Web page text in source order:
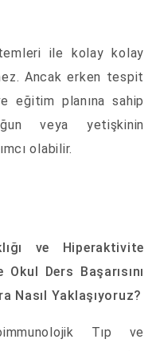
ile kolay kolay
Ancak erken tespit
eğitim planına sahip
veya yetişkinin
olabilir.
ve Hiperaktivite
Ders Başarısını
Nasıl Yaklaşıyoruz?
Tıp ve